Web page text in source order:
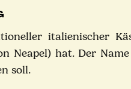
italienischer
Neapel) hat. Der
soll.